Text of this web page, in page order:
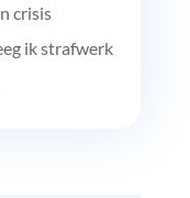
crisis
ik strafwerk